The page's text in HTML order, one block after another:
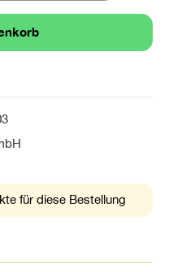
für diese Bestellung